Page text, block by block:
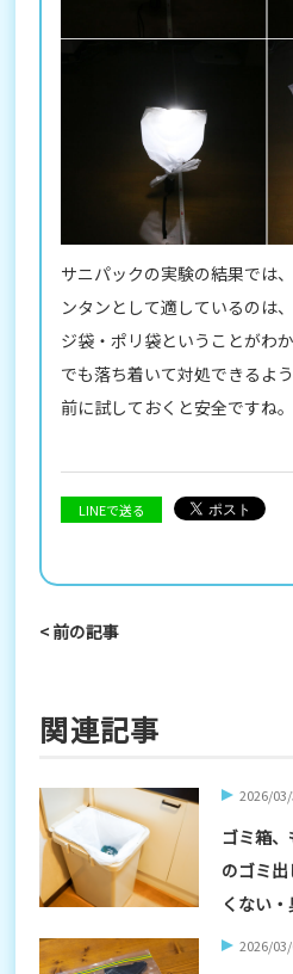
サニパックの実験の結果では
ンタンとして適しているのは
ジ袋・ポリ袋ということがわ
でも落ち着いて対処できるよ
前に試しておくと安全ですね。
LINEで送る
< 前の記事
関連記事
2026/
ゴミ箱
のゴミ
くない
2026/